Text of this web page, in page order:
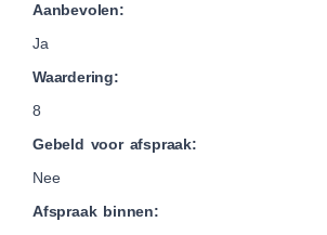
Aanbevolen:
Ja
Waardering:
8
Gebeld voor afspraak:
Nee
Afspraak binnen: